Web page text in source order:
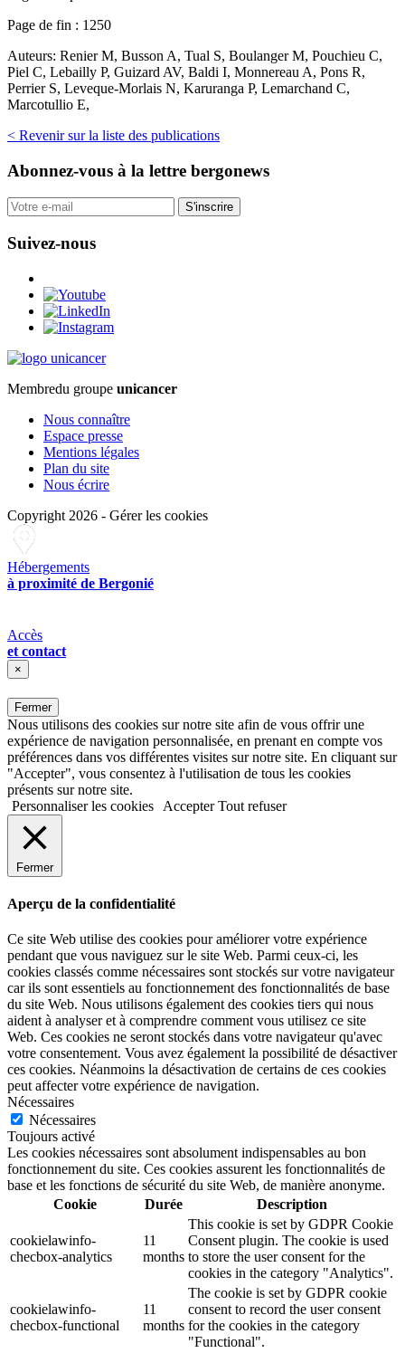
Page de fin : 1250
Auteurs: Renier M, Busson A, Tual S, Boulanger M, Pouchieu C,
Piel C, Lebailly P, Guizard AV, Baldi I, Monnereau A, Pons R,
Perrier S, Leveque-Morlais N, Karuranga P, Lemarchand C,
Marcotullio E,
< Revenir sur la liste des publications
Abonnez-vous à la lettre bergonews
S'inscrire
Suivez-nous
Membredu groupe unicancer
Nous connaître
Espace presse
Mentions légales
Plan du site
Nous écrire
Copyright 2026 - Gérer les cookies
Hébergements
à proximité de Bergonié
Accès
et contact
×
Fermer
Nous utilisons des cookies sur notre site afin de vous offrir une
expérience de navigation personnalisée, en prenant en compte vos
préférences dans vos différentes visites sur notre site. En cliquant sur
"Accepter", vous consentez à l'utilisation de tous les cookies
présents sur notre site.
Personnaliser les cookies
Accepter Tout refuser
Fermer
Aperçu de la confidentialité
Ce site Web utilise des cookies pour améliorer votre expérience
pendant que vous naviguez sur le site Web. Parmi ceux-ci, les
cookies classés comme nécessaires sont stockés sur votre navigateur
car ils sont essentiels au fonctionnement des fonctionnalités de base
du site Web. Nous utilisons également des cookies tiers qui nous
aident à analyser et à comprendre comment vous utilisez ce site
Web. Ces cookies ne seront stockés dans votre navigateur qu'avec
votre consentement. Vous avez également la possibilité de désactiver
ces cookies. Néanmoins la désactivation de certains de ces cookies
peut affecter votre expérience de navigation.
Nécessaires
Nécessaires
Toujours activé
Les cookies nécessaires sont absolument indispensables au bon
fonctionnement du site. Ces cookies assurent les fonctionnalités de
base et les fonctions de sécurité du site Web, de manière anonyme.
Cookie
Durée Description
cookielawinfo-
checbox-analytics
11
months
This cookie is set by GDPR Cookie
Consent plugin. The cookie is used
to store the user consent for the
cookies in the category "Analytics".
cookielawinfo-
checbox-functional
11
months
The cookie is set by GDPR cookie
consent to record the user consent
for the cookies in the category
"Functional".